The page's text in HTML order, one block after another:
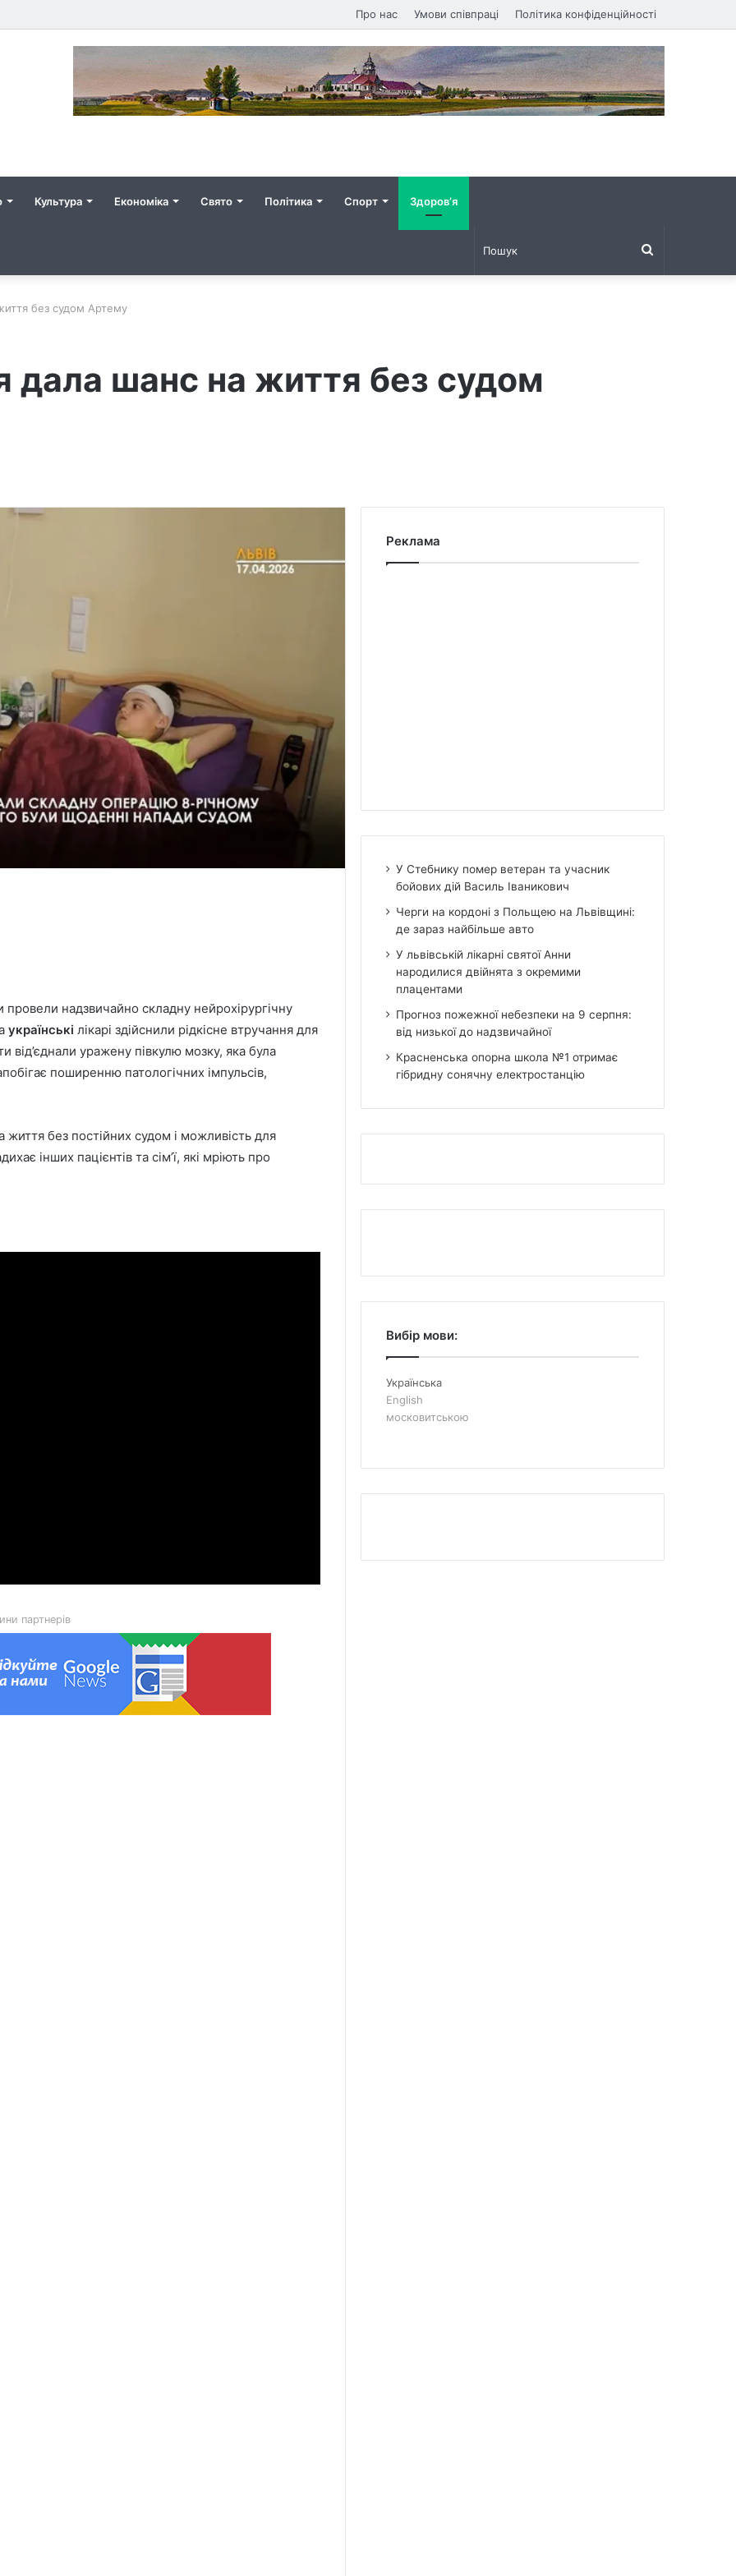
Про нас Умови співпраці Політика конфіденційності
Культура Економіка Свято Політика Спорт Здоров’я
без судом Артему
дала шанс на життя без судом
надзвичайно складну нейрохірургічну
українські лікарі здійснили рідкісне втручання для
від’єднали уражену півкулю мозку, яка була
поширенню патологічних імпульсів,
без постійних судом і можливість для
інших пацієнтів та сім’ї, які мріють про
партнерів
Реклама
У Стебнику помер ветеран та учасник
бойових дій Василь Іваникович
Черги на кордоні з Польщею на Львівщині:
де зараз найбільше авто
У львівській лікарні святої Анни
народилися двійнята з окремими
плацентами
Прогноз пожежної небезпеки на 9 серпня:
від низької до надзвичайної
Красненська опорна школа №1 отримає
гібридну сонячну електростанцію
Вибір мови:
Українська
English
московитською